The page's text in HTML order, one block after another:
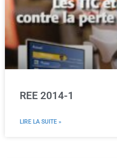
REE 2014-1
LIRE LA SUITE »